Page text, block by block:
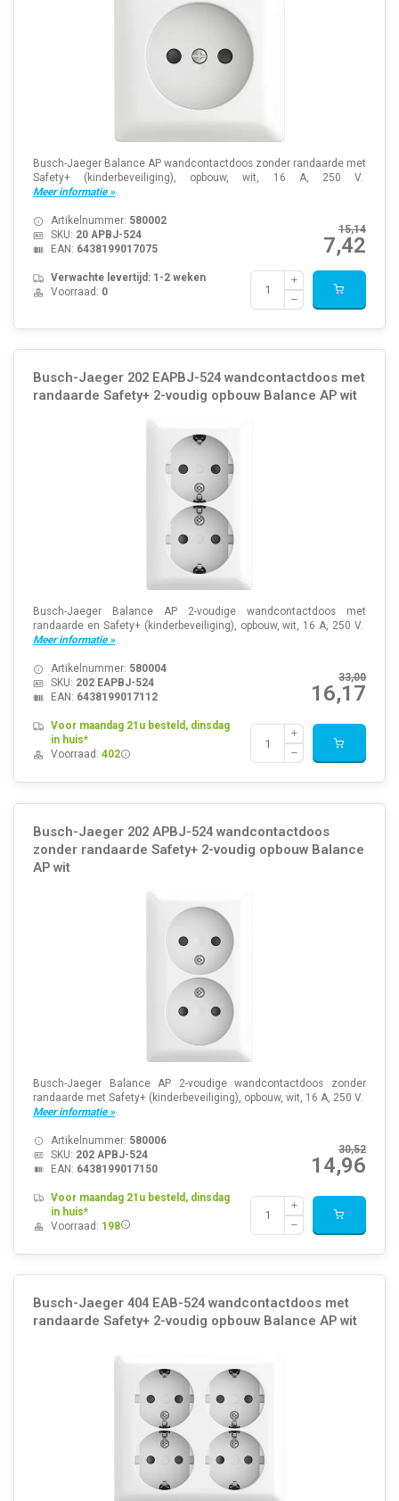
Busch-Jaeger Balance AP wandcontactdoos zonder randaarde met
Safety+ (kinderbeveiliging), opbouw, wit, 16 A, 250 V.
Meer informatie »
15,14
7,42
Artikelnummer: 580002
SKU: 20 APBJ-524
EAN: 6438199017075
Verwachte levertijd: 1-2 weken
Voorraad: 0
Busch-Jaeger 202 EAPBJ-524 wandcontactdoos met
randaarde Safety+ 2-voudig opbouw Balance AP wit
Busch-Jaeger Balance AP 2-voudige wandcontactdoos met
randaarde en Safety+ (kinderbeveiliging), opbouw, wit, 16 A, 250 V.
Meer informatie »
33,00
16,17
Artikelnummer: 580004
SKU: 202 EAPBJ-524
EAN: 6438199017112
Voor maandag 21u besteld, dinsdag
in huis*
Voorraad: 402
Busch-Jaeger 202 APBJ-524 wandcontactdoos
zonder randaarde Safety+ 2-voudig opbouw Balance
AP wit
Busch-Jaeger Balance AP 2-voudige wandcontactdoos zonder
randaarde met Safety+ (kinderbeveiliging), opbouw, wit, 16 A, 250 V.
Meer informatie »
30,52
14,96
Artikelnummer: 580006
SKU: 202 APBJ-524
EAN: 6438199017150
Voor maandag 21u besteld, dinsdag
in huis*
Voorraad: 198
Busch-Jaeger 404 EAB-524 wandcontactdoos met
randaarde Safety+ 2-voudig opbouw Balance AP wit